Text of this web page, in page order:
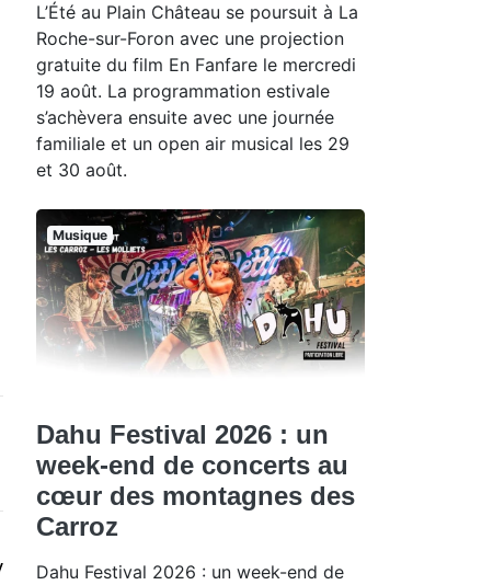
L’Été au Plain Château se poursuit à La
Roche-sur-Foron avec une projection
gratuite du film En Fanfare le mercredi
19 août. La programmation estivale
s’achèvera ensuite avec une journée
familiale et un open air musical les 29
et 30 août.
Musique
Dahu Festival 2026 : un
week-end de concerts au
cœur des montagnes des
Carroz
Dahu Festival 2026 : un week-end de